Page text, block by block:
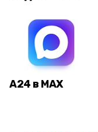
А24 в MAX